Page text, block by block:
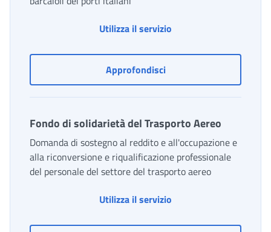
Utilizza il servizio
ApprofondisciFondo di solidarietà
Fondo di solidarietà del Trasporto Aereo
Domanda di sostegno al reddito e all'occupazione e
alla riconversione e riqualificazione professionale
del personale del settore del trasporto aereo
Utilizza il servizio